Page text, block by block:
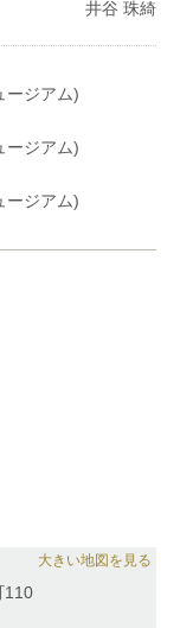
Sコースセミファイ
演。高校、大学卒
ンサート、マグノ
バーなど海外のア
ンブルピアニスト
井谷 珠綺
大きい地図を見る
110